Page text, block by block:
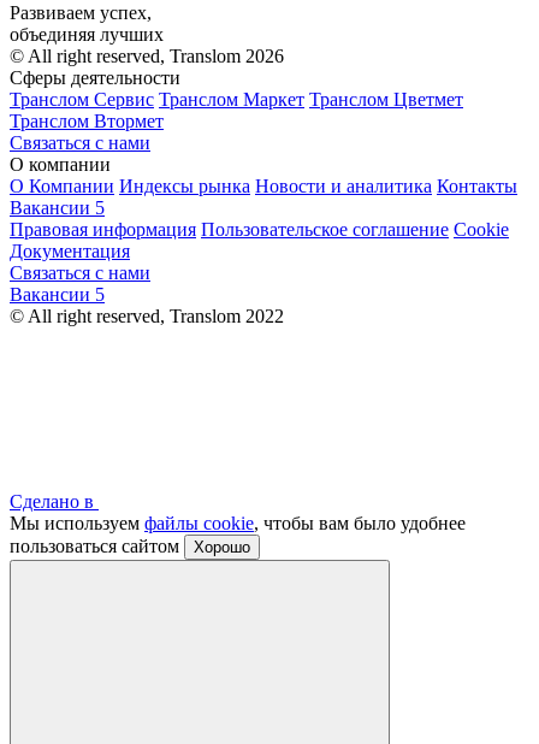
Развиваем успех,
объединяя лучших
© All right reserved, Translom 2026
Сферы деятельности
Транслом Сервис Транслом Маркет Транслом Цветмет
Транслом Втормет
Связаться с нами
О компании
О Компании Индексы рынка Новости и аналитика Контакты
Вакансии 5
Правовая информация Пользовательское соглашение Cookie
Документация
Связаться с нами
Вакансии 5
© All right reserved, Translom 2022
Сделано в
Мы используем файлы cookie, чтобы вам было удобнее
пользоваться сайтом
Хорошо